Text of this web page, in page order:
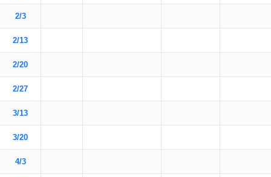
2/3
2/13
2/20
2/27
3/13
3/20
4/3